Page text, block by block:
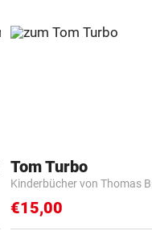
Tom Turbo
Kinderbücher von Thomas
€15,00